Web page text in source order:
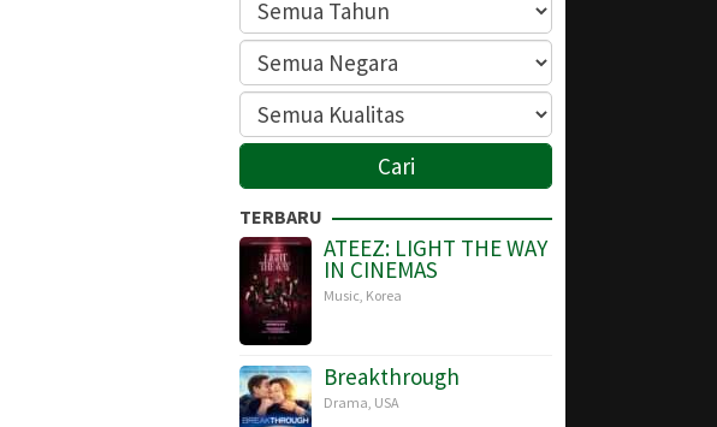
TERBARU
ATEEZ: LIGHT THE WAY
IN CINEMAS
Music, Korea
Breakthrough
Drama, USA